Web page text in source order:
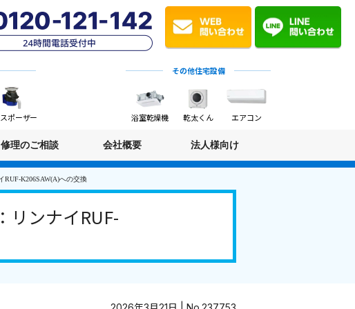
ポーザー
その他住宅設備
浴室乾燥機 乾太くん エアコン
修理のご相談 会社概要 法人様向け
RUF-K206SAW(A)への交換
リンナイRUF-